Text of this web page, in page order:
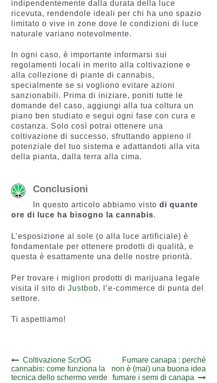
indipendentemente dalla durata della luce
ricevuta, rendendole ideali per chi ha uno spazio
limitato o vive in zone dove le condizioni di luce
naturale variano notevolmente.
In ogni caso, è importante informarsi sui
regolamenti locali in merito alla coltivazione e
alla collezione di piante di cannabis,
specialmente se si vogliono evitare azioni
sanzionabili. Prima di iniziare, poniti tutte le
domande del caso, aggiungi alla tua coltura un
piano ben studiato e segui ogni fase con cura e
costanza. Solo così potrai ottenere una
coltivazione di successo, sfruttando appieno il
potenziale del tuo sistema e adattandoti alla vita
della pianta, dalla terra alla cima.
Conclusioni
In questo articolo abbiamo visto di quante
ore di luce ha bisogno la cannabis.
L’esposizione al sole (o alla luce artificiale) è
fondamentale per ottenere prodotti di qualità, e
questa è esattamente una delle nostre priorità.
Per trovare i migliori prodotti di marijuana legale
visita il sito di Justbob, l’e-commerce di punta del
settore.
Ti aspettiamo!
Navigazione
articoli
Previous
post:
Coltivazione ScrOG
cannabis: come funziona la
tecnica dello schermo verde
Next
post:
Fumare canapa : perché
non è (mai) una buona idea
fumare i semi di canapa